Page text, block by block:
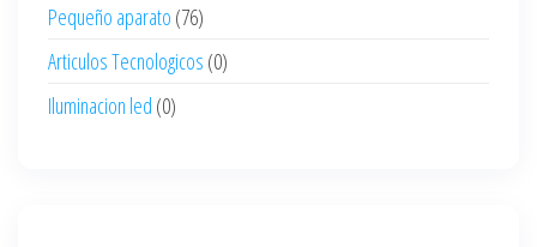
Pequeño aparato (76)
Articulos Tecnologicos (0)
Iluminacion led (0)